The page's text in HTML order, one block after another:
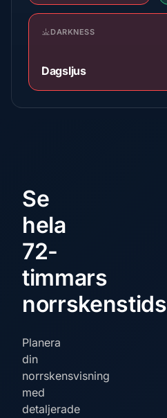
DARKNESS
Dagsljus
Se
hela
72-
timmars
Planera
din
norrskensvisning
med
detaljerade